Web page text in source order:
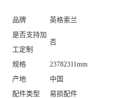
品牌
英格索兰
是否支持加
工定制
否
规格
23782311mm
产地
中国
配件类型
易损配件